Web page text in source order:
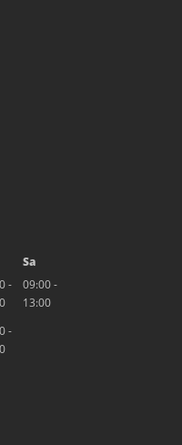
Sa
-
09:00 -
13:00
-